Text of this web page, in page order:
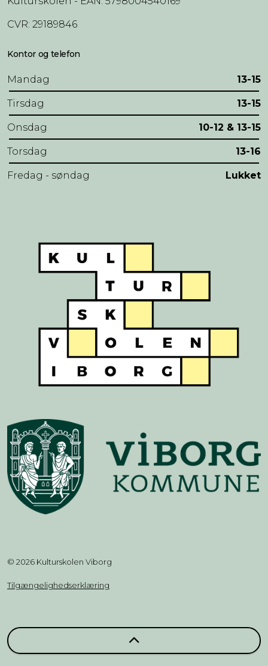
CVR: 29189846
Kontor og telefon
Mandag 13-15
Tirsdag 13-15
Onsdag 10-12 & 13-15
Torsdag 13-16
Fredag - søndag Lukket
© 2026 Kulturskolen Viborg
Tilgængelighedserklæring